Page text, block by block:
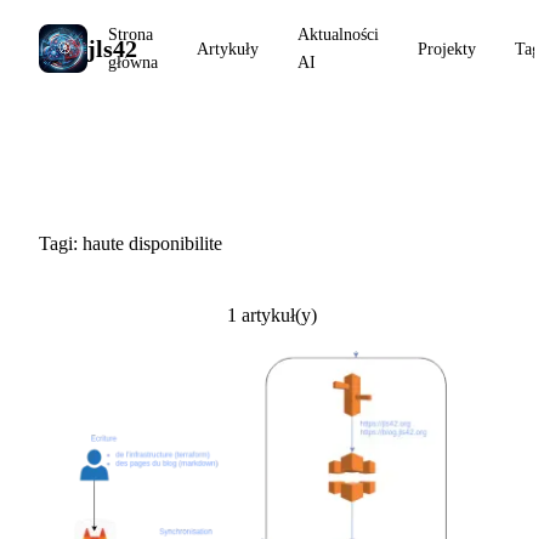
jls42
Strona
główna
Artykuły
Aktualności
AI
Projekty Tagi
Tagi: haute disponibilite
1 artykuł(y)